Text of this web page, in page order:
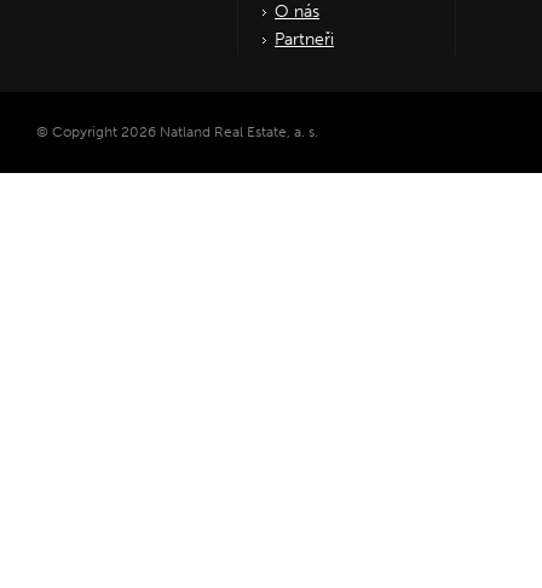
O nás
Partneři
© Copyright 2026 Natland Real Estate, a. s.